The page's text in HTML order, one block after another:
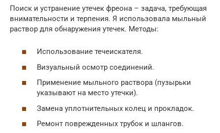
Поиск и устранение утечек фреона – задача, требующая
внимательности и терпения. Я использовала мыльный
раствор для обнаружения утечек. Методы:
Использование течеискателя.
Визуальный осмотр соединений.
Применение мыльного раствора (пузырьки
указывают на место утечки).
Замена уплотнительных колец и прокладок.
Ремонт поврежденных трубок и шлангов.